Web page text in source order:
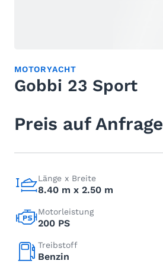
MOTORYACHT
Gobbi 23 Sport
Preis auf Anfrage
Länge x Breite
8.40 m x 2.50 m
Motorleistung
200 PS
Treibstoff
Benzin